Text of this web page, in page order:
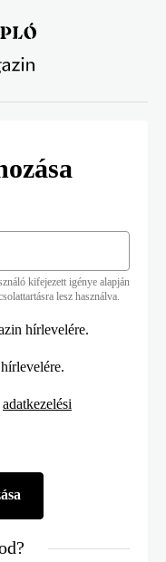
kifejezett igénye alapján
lesz használva.
hírlevelére.
adatkezelési